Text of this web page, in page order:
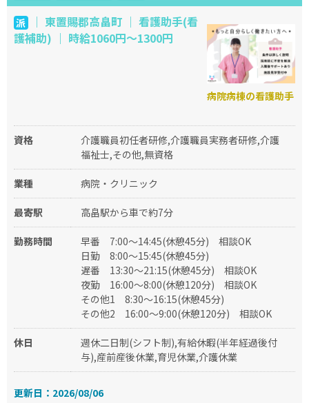
派｜ 東置賜郡高畠町 ｜ 看護助手(看
護補助) ｜ 時給1060円～1300円
病院病棟の看護助手
資格
介護職員初任者研修,介護職員実務者研修,介護
福祉士,その他,無資格
業種 病院・クリニック
最寄駅 高畠駅から車で約7分
勤務時間 早番 7:00～14:45(休憩45分)
相談OK
日勤
8:00～15:45(休憩45分)
遅番
13:30～21:15(休憩45分)
相談OK
夜勤
16:00～8:00(休憩120分)
相談OK
その他1
8:30～16:15(休憩45分)
その他2
16:00～9:00(休憩120分) 相談OK
休日
週休二日制(シフト制),有給休暇(半年経過後付
与),産前産後休業,育児休業,介護休業
更新日：2026/08/06